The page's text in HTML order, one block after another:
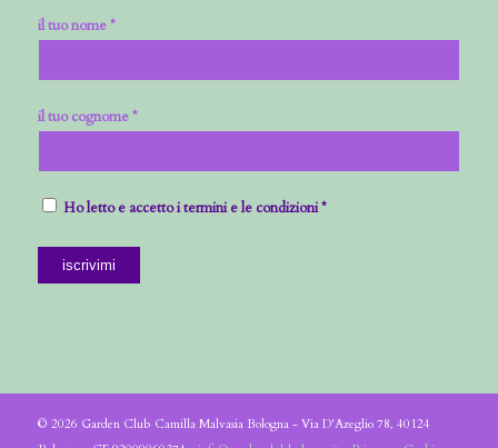
il tuo nome *
il tuo cognome *
Ho letto e accetto i termini e le condizioni *
© 2026 Garden Club Camilla Malvasia Bologna - Via D'Azeglio 78, 40124